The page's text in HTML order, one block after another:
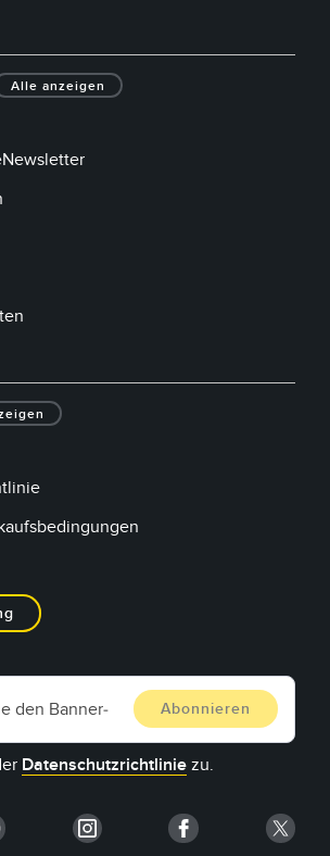
Alle anzeigen
Datenschutzrichtlinie zu.